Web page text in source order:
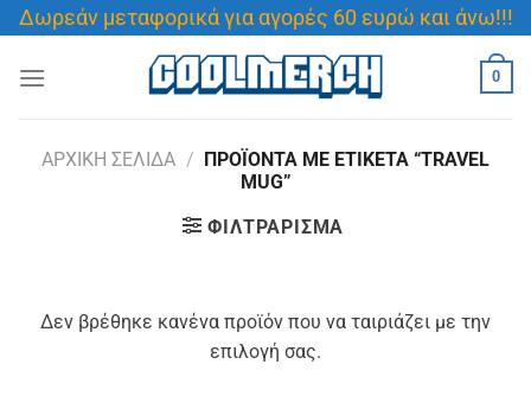
Μετάβαση
στο
περιεχόμενο
Δωρεάν μεταφορικά για αγορές 60 ευρώ και άνω!!!
0
ΑΡΧΙΚΉ ΣΕΛΊΔΑ / ΠΡΟΪΌΝΤΑ ΜΕ ΕΤΙΚΈΤΑ “TRAVEL
MUG”
ΦΙΛΤΡΆΡΙΣΜΑ
Δεν βρέθηκε κανένα προϊόν που να ταιριάζει με την
επιλογή σας.